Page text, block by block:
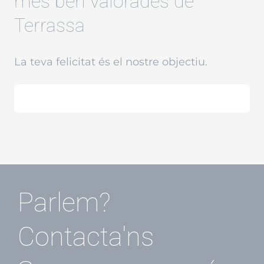
Terrassa
La teva felicitat és el nostre objectiu.
Parlem?
Contacta'ns